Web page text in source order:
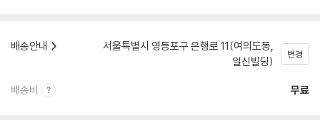
배송안내
서울특별시 영등포구 은행로 11(여의도동,
일신빌딩)
변경
배송비 무료